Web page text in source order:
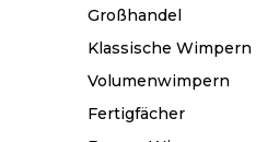
Großhandel
Klassische Wimpern
Volumenwimpern
Fertigfächer